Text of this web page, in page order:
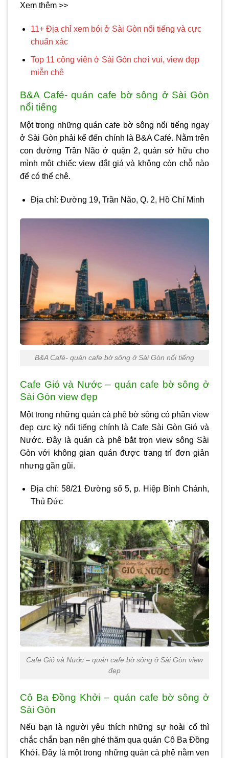
Xem thêm >>
11+ Địa chỉ xem bói ở Sài Gòn nổi tiếng và cực
chuẩn xác
Top 11 công viên ở Sài Gòn chơi vui, view đẹp
miễn chê
B&A Café- quán cafe bờ sông ở Sài Gòn
nổi tiếng
Một trong những quán cafe bờ sông nổi tiếng ngay
ở Sài Gòn phải kể đến chính là B&A Café. Nằm trên
con đường Trần Não ở quận 2, quán sở hữu cho
mình một chiếc view đắt giá và không còn chỗ nào
để có thể chê.
Địa chỉ: Đường 19, Trần Não, Q. 2, Hồ Chí Minh
B&A Café- quán cafe bờ sông ở Sài Gòn nổi tiếng
Cafe Gió và Nước – quán cafe bờ sông ở
Sài Gòn view đẹp
Một trong những quán cà phê bờ sông có phần view
đẹp cực kỳ nổi tiếng chính là Cafe Sài Gòn Gió và
Nước. Đây là quán cà phê bắt trọn view sông Sài
Gòn với không gian quán được trang trí đơn giản
nhưng gần gũi.
Địa chỉ: 58/21 Đường số 5, p. Hiệp Bình Chánh,
Thủ Đức
Cafe Gió và Nước – quán cafe bờ sông ở Sài Gòn view
đẹp
Cô Ba Đồng Khởi – quán cafe bờ sông ở
Sài Gòn
Nếu bạn là người yêu thích những sự hoài cổ thì
chắc chắn bạn nên ghé thăm qua quán Cô Ba Đồng
Khởi. Đây là một trong những quán cà phê nằm ven